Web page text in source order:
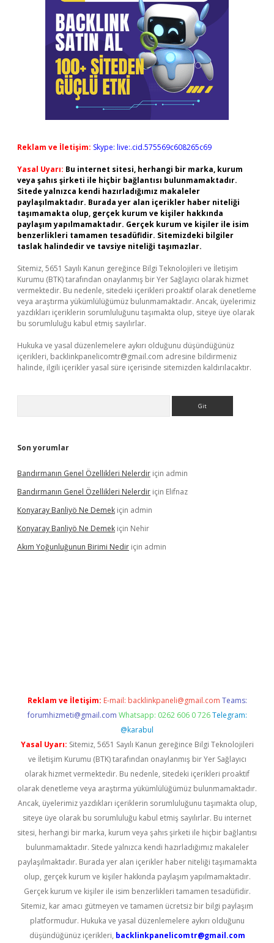
Reklam ve İletişim: Skype: live:.cid.575569c608265c69
Yasal Uyarı: Bu internet sitesi, herhangi bir marka, kurum
veya şahıs şirketi ile hiçbir bağlantısı bulunmamaktadır.
Sitede yalnızca kendi hazırladığımız makaleler
paylaşılmaktadır. Burada yer alan içerikler haber niteliği
taşımamakta olup, gerçek kurum ve kişiler hakkında
paylaşım yapılmamaktadır. Gerçek kurum ve kişiler ile isim
benzerlikleri tamamen tesadüfidir. Sitemizdeki bilgiler
taslak halindedir ve tavsiye niteliği taşımazlar.
Sitemiz, 5651 Sayılı Kanun gereğince Bilgi Teknolojileri ve İletişim
Kurumu (BTK) tarafından onaylanmış bir Yer Sağlayıcı olarak hizmet
vermektedir. Bu nedenle, sitedeki içerikleri proaktif olarak denetleme
veya araştırma yükümlülüğümüz bulunmamaktadır. Ancak, üyelerimiz
yazdıkları içeriklerin sorumluluğunu taşımakta olup, siteye üye olarak
bu sorumluluğu kabul etmiş sayılırlar.
Hukuka ve yasal düzenlemelere aykırı olduğunu düşündüğünüz
içerikleri, backlinkpanelicomtr@gmail.com adresine bildirmeniz
halinde, ilgili içerikler yasal süre içerisinde sitemizden kaldırılacaktır.
Son yorumlar
Bandırmanın Genel Özellikleri Nelerdir için admin
Bandırmanın Genel Özellikleri Nelerdir için Elifnaz
Konyaray Banliyö Ne Demek için admin
Konyaray Banliyö Ne Demek için Nehir
Akım Yoğunluğunun Birimi Nedir için admin
Reklam ve İletişim: E-mail: backlinkpaneli@gmail.com Teams:
forumhizmeti@gmail.com Whatsapp: 0262 606 0 726 Telegram:
@karabul
Yasal Uyarı: Sitemiz, 5651 Sayılı Kanun gereğince Bilgi Teknolojileri
ve İletişim Kurumu (BTK) tarafından onaylanmış bir Yer Sağlayıcı
olarak hizmet vermektedir. Bu nedenle, sitedeki içerikleri proaktif
olarak denetleme veya araştırma yükümlülüğümüz bulunmamaktadır.
Ancak, üyelerimiz yazdıkları içeriklerin sorumluluğunu taşımakta olup,
siteye üye olarak bu sorumluluğu kabul etmiş sayılırlar. Bu internet
sitesi, herhangi bir marka, kurum veya şahıs şirketi ile hiçbir bağlantısı
bulunmamaktadır. Sitede yalnızca kendi hazırladığımız makaleler
paylaşılmaktadır. Burada yer alan içerikler haber niteliği taşımamakta
olup, gerçek kurum ve kişiler hakkında paylaşım yapılmamaktadır.
Gerçek kurum ve kişiler ile isim benzerlikleri tamamen tesadüfidir.
Sitemiz, kar amacı gütmeyen ve tamamen ücretsiz bir bilgi paylaşım
platformudur. Hukuka ve yasal düzenlemelere aykırı olduğunu
düşündüğünüz içerikleri, backlinkpanelicomtr@gmail.com